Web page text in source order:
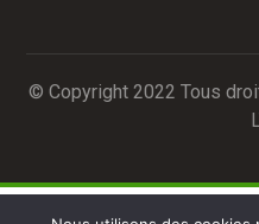
© Copyright 2022 Tous